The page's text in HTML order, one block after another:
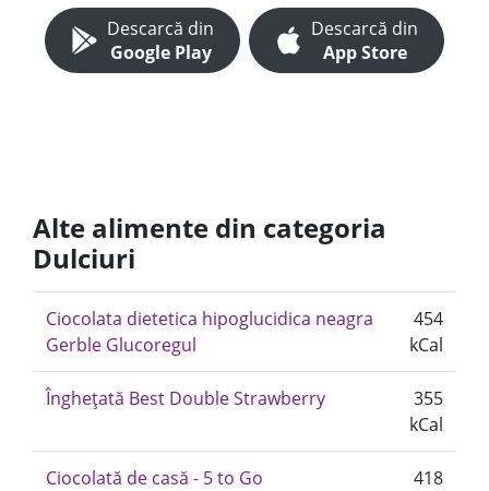
Descarcă din
Google Play
Descarcă din
App Store
Alte alimente din categoria
Dulciuri
Ciocolata dietetica hipoglucidica neagra
Gerble Glucoregul
454
kCal
Înghețată Best Double Strawberry
355
kCal
Ciocolată de casă - 5 to Go
418